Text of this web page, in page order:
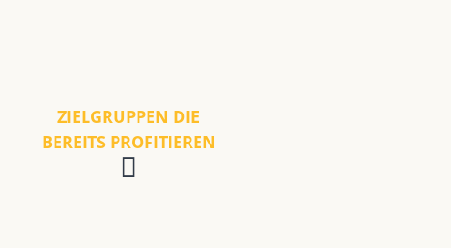
ZIELGRUPPEN DIE
BEREITS PROFITIEREN